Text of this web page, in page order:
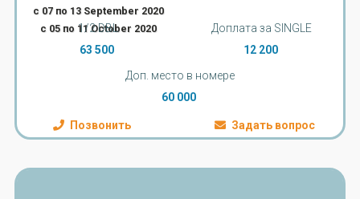
с 07 по 13 September 2020
с 05 по 11 October 2020
1/2 DBL
63 500
Доплата за SINGLE
12 200
Доп. место в номере
60 000
Позвонить Задать вопрос